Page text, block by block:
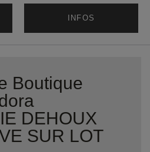
INFOS
Boutique
DEHOUX
SUR LOT